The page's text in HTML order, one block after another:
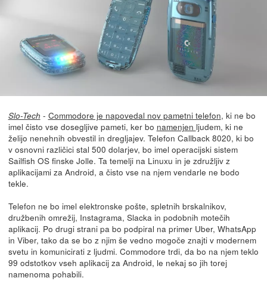
Slo-Tech - Commodore je napovedal nov pametni telefon, ki ne bo
imel čisto vse dosegljive pameti, ker bo namenjen ljudem, ki ne
želijo nenehnih obvestil in dregljajev. Telefon Callback 8020, ki bo
v osnovni različici stal 500 dolarjev, bo imel operacijski sistem
Sailfish OS finske Jolle. Ta temelji na Linuxu in je združljiv z
aplikacijami za Android, a čisto vse na njem vendarle ne bodo
tekle.
Telefon ne bo imel elektronske pošte, spletnih brskalnikov,
družbenih omrežij, Instagrama, Slacka in podobnih motečih
aplikacij. Po drugi strani pa bo podpiral na primer Uber, WhatsApp
in Viber, tako da se bo z njim še vedno mogoče znajti v modernem
svetu in komunicirati z ljudmi. Commodore trdi, da bo na njem teklo
99 odstotkov vseh aplikacij za Android, le nekaj so jih torej
namenoma pohabili.